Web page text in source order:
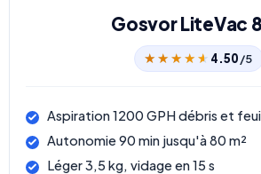
Gosvor LiteVac
★★★★★
★★★★★ 4.50/5
Aspiration 1200 GPH débris et
Autonomie 90 min jusqu'à 80 m²
Léger 3,5 kg, vidage en 15 s